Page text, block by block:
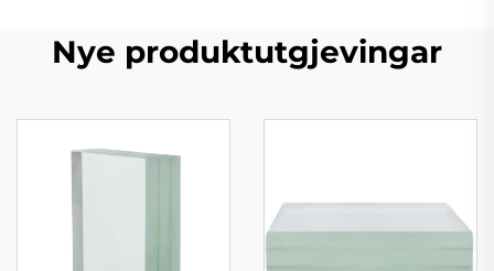
Nye produktutgjevingar